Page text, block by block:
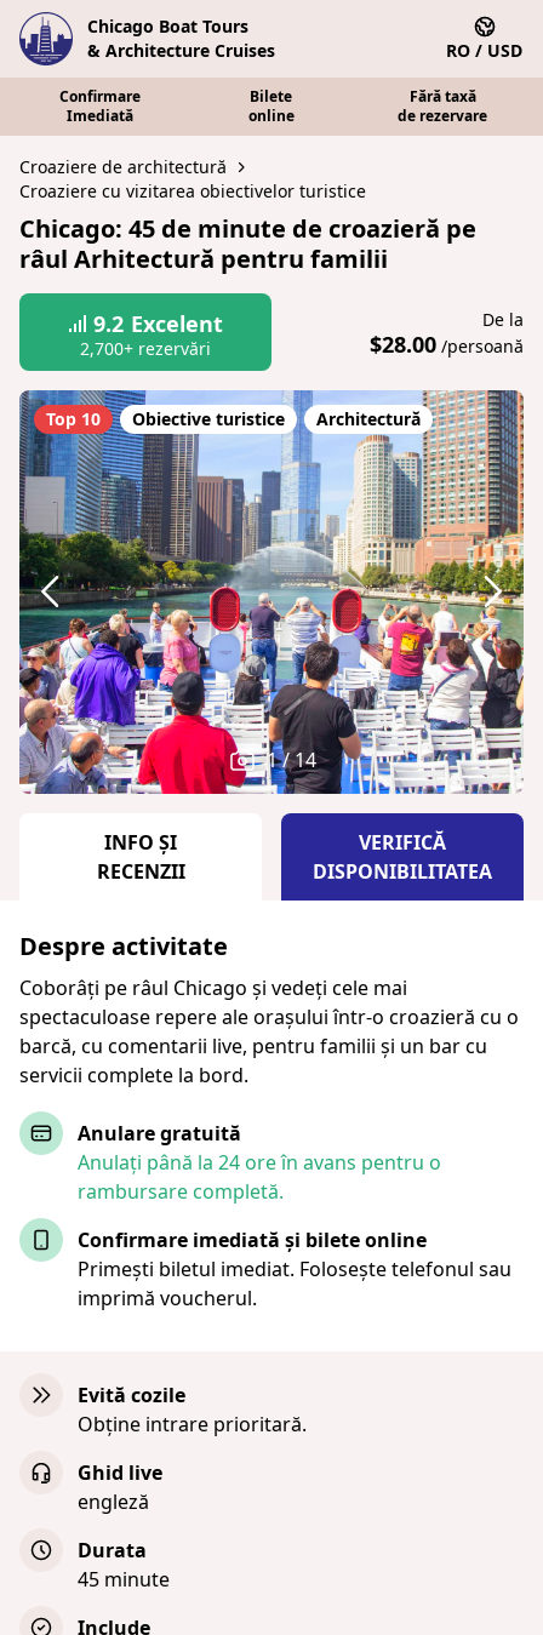
Chicago Boat Tours
& Architecture Cruises
RO / USD
Confirmare
Imediată
Bilete
online
Fără taxă
de rezervare
Croaziere de architectură
Croaziere cu vizitarea obiectivelor turistice
Chicago: 45 de minute de croazieră pe
râul Arhitectură pentru familii
9.2 Excelent
2,700+ rezervări
De la
$28.00 /persoană
Top 10 Obiective turistice Architectură
1 / 14
INFO ȘI
RECENZII
VERIFICĂ
DISPONIBILITATEA
Despre activitate
Coborâți pe râul Chicago și vedeți cele mai
spectaculoase repere ale orașului într-o croazieră cu o
barcă, cu comentarii live, pentru familii și un bar cu
servicii complete la bord.
Anulare gratuită
Anulați până la 24 ore în avans pentru o
rambursare completă.
Confirmare imediată și bilete online
Primești biletul imediat. Folosește telefonul sau
imprimă voucherul.
Evită cozile
Obține intrare prioritară.
Ghid live
engleză
Durata
45 minute
Include